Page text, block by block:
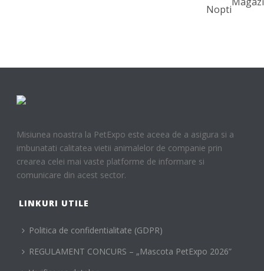
Misiunea noastra la PetExpo este aceea de a asigura si a
imbunatati calitatea vietii animalelor de companie prin
crearea celei mai vaste platforme de informare si
comunicare din acest sector.
LINKURI UTILE
Politica de confidentialitate (GDPR)
REGULAMENT CONCURS – „Mascota PetExpo 2026”